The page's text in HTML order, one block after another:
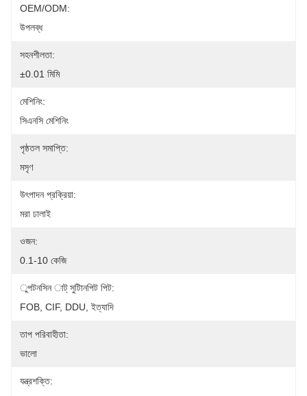
OEM/ODM:
উপলব্ধ
সহনশীলতা:
±0.01 মিমি
মেশিনিং:
সিএনসি মেশিনিং
পৃষ্ঠতল সমাপ্তি:
মসৃণ
উৎপাদন প্রক্রিয়া:
মরা ঢালাই
ওজন:
0.1-10 কেজি
ুপটনসিন াট্ সুটািনপিট পিট:
FOB, CIF, DDU, ইত্যাদি
তাপ পরিবাহীতা:
ভালো
যন্ত্রশক্তি: